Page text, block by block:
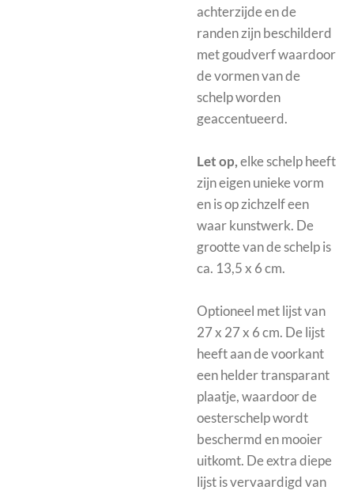
achterzijde en de
randen zijn beschilderd
met goudverf waardoor
de vormen van de
schelp worden
geaccentueerd.
Let op,elke schelp heeft
zijn eigen unieke vorm
en is op zichzelf een
waar kunstwerk. De
grootte van de schelp is
ca. 13,5 x 6 cm.
Optioneel metlijst van
27 x 27 x 6 cm. De lijst
heeft aan de voorkant
een helder transparant
plaatje, waardoor de
oesterschelp wordt
beschermd en mooier
uitkomt. De extra diepe
lijst is vervaardigd van